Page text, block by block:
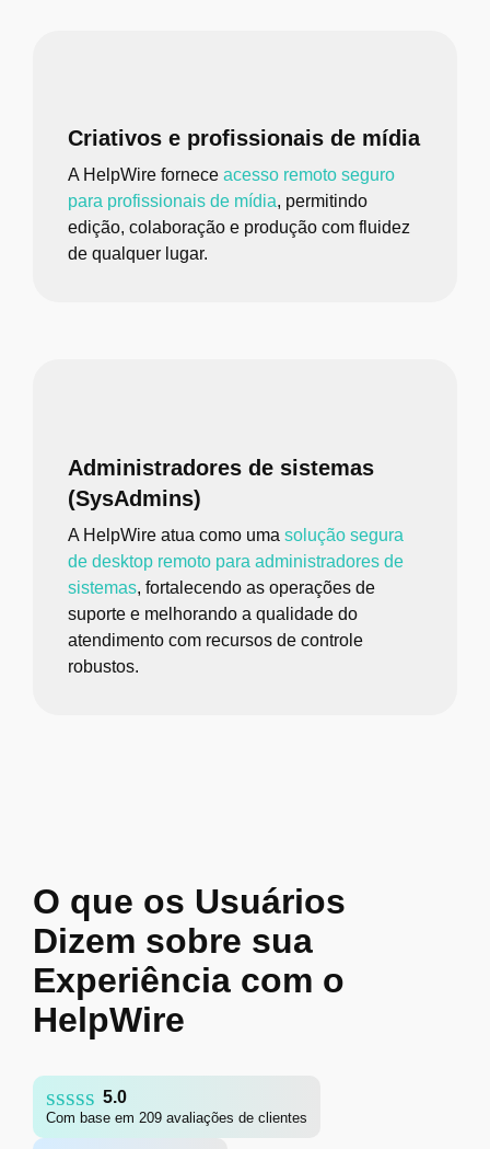
Criativos e profissionais de mídia
A HelpWire fornece acesso remoto seguro
para profissionais de mídia, permitindo
edição, colaboração e produção com fluidez
de qualquer lugar.
Administradores de sistemas
(SysAdmins)
A HelpWire atua como uma solução segura
de desktop remoto para administradores de
sistemas, fortalecendo as operações de
suporte e melhorando a qualidade do
atendimento com recursos de controle
robustos.
O que os Usuários
Dizem sobre sua
Experiência com o
HelpWire
5.0
Com base em 209 avaliações de clientes